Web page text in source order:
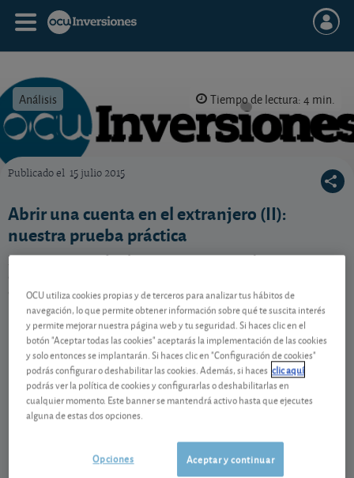
Análisis Tiempo de lectura: 4 min.
Publicado el 15 julio 2015
Abrir una cuenta en el extranjero (II):
nuestra prueba práctica
Hemos intentado abrir una cuenta en el extranjero
emprender viaje alguno. ¿Es posible?
Contenido reservado a SOCIOS
Gestiona tu dinero con visión
experta
y consigue que cada euro trabaje
para ti
OCU utiliza cookies propias y de terceros para analizar tus hábitos de
navegación, lo que permite obtener información sobre qué te suscita interés
y permite mejorar nuestra página web y tu seguridad. Si haces clic en el
botón "Aceptar todas las cookies" aceptarás la implementación de las cookies
y solo entonces se implantarán. Si haces clic en "Configuración de cookies"
podrás configurar o deshabilitar las cookies. Además, si haces clic aquí
podrás ver la política de cookies y configurarlas o deshabilitarlas en
cualquier momento. Este banner se mantendrá activo hasta que ejecutes
alguna de estas dos opciones.
Aceptar y continuar
Opciones